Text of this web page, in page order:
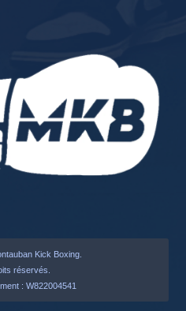
Kick Boxing.
réservés.
: W822004541